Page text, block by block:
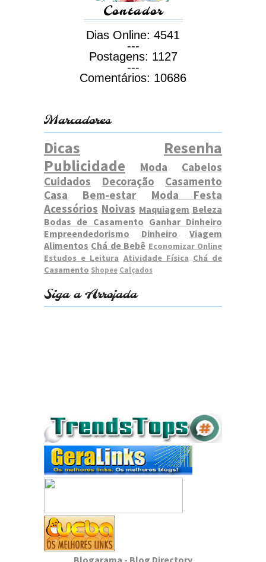
Contador
Dias Online: 4541
---
Postagens: 1127
---
Comentários: 10686
Marcadores
Dicas
Resenha
Publicidade
Moda
Cabelos
Cuidados
Decoração
Casamento
Casa
Bem-estar
Moda Festa
Acessórios Noivas Maquiagem Beleza
Bodas de Casamento Ganhar Dinheiro
Empreendedorismo
Dinheiro
Viagem
Alimentos Chá de Bebê Economizar Online
Estudos e Leitura Atividade Física Chá de
Casamento Shopee Calçados
Siga a Arrojada
Blogarama - Blog Directory